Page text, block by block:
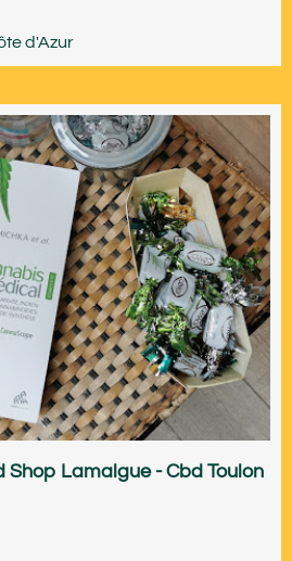
d'Azur
Shop Lamalgue - Cbd Toulon